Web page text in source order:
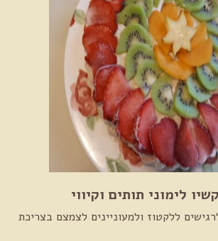
לימוני תותים וקיווי
ללקטוז ולמעוניינים לצמצם בצריכת